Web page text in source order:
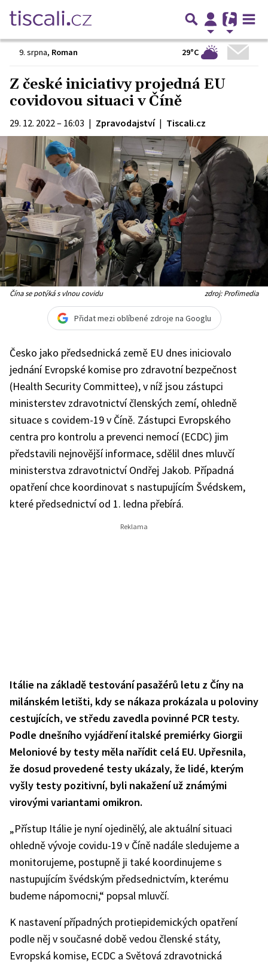
9. srpna, Roman 29°C
Z české iniciativy projedná EU
covidovou situaci v Číně
29. 12. 2022 – 16:03 | Zpravodajství | Tiscali.cz
Čína se potýká s vlnou covidu zdroj: Profimedia
Přidat mezi oblíbené zdroje na Googlu
Česko jako předsednická země EU dnes iniciovalo
jednání Evropské komise pro zdravotní bezpečnost
(Health Security Committee), v níž jsou zástupci
ministerstev zdravotnictví členských zemí, ohledně
situace s covidem-19 v Číně. Zástupci Evropského
centra pro kontrolu a prevenci nemocí (ECDC) jim
představili nejnovější informace, sdělil dnes mluvčí
ministerstva zdravotnictví Ondřej Jakob. Případná
opatření chce koordinovat s nastupujícím Švédskem,
které předsednictví od 1. ledna přebírá.
Itálie na základě testování pasažérů letu z Číny na
milánském letišti, kdy se nákaza prokázala u poloviny
cestujících, ve středu zavedla povinné PCR testy.
Podle dnešního vyjádření italské premiérky Giorgii
Meloniové by testy měla nařídit celá EU. Upřesnila,
že dosud provedené testy ukázaly, že lidé, kterým
vyšly testy pozitivní, byli nakažení už známými
virovými variantami omikron.
„Přístup Itálie je nyní ojedinělý, ale aktuální situaci
ohledně vývoje covidu-19 v Číně nadále sledujeme a
monitorujeme, postupně ji také koordinujeme s
nastupujícím švédským předsednictvím, kterému
budeme nápomocni,“ popsal mluvčí.
K nastavení případných protiepidemických opatření
podle něj v současné době vedou členské státy,
Evropská komise, ECDC a Světová zdravotnická